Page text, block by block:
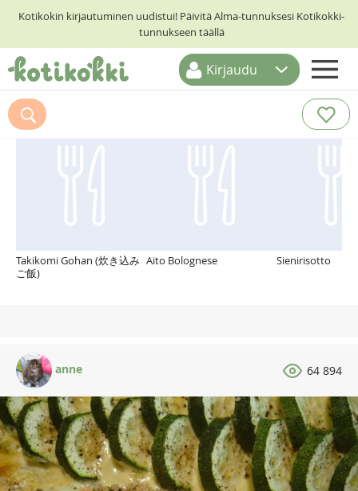
Kotikokin kirjautuminen uudistui! Päivitä Alma-tunnuksesi Kotikokki-
tunnukseen täällä
ETUSIVU
RESEPTIHAKU
Kirjaudu
Suosittelemme myös
Takikomi Gohan (炊き込み
ご飯)
Aito Bolognese Sienirisotto
anne 64 894